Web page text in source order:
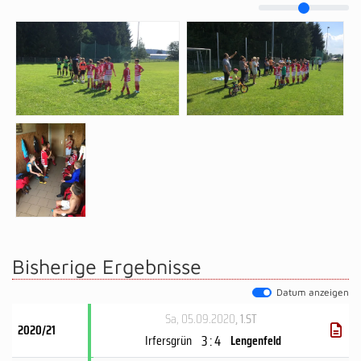
Bisherige Ergebnisse
Datum anzeigen
2020/21
Sa, 05.09.2020, 1.ST
Irfersgrün 3 : 4 Lengenfeld